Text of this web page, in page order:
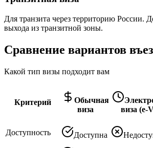
Для транзита через территорию России.
выхода из транзитной зоны.
Сравнение вариантов
Какой тип визы подходит вам
Критерий
Обычная
виза
виза (e-
Доступность Доступна